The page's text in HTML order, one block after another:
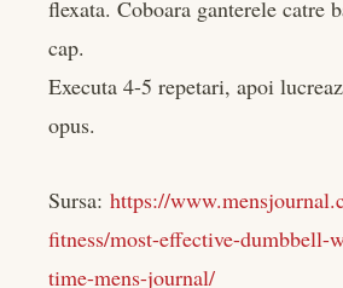
flexata. Coboara ganterele catre
cap.
Executa 4-5 repetari, apoi
opus.
Sursa: https://
fitness/most-effective-dumbbell-
time-mens-journal/